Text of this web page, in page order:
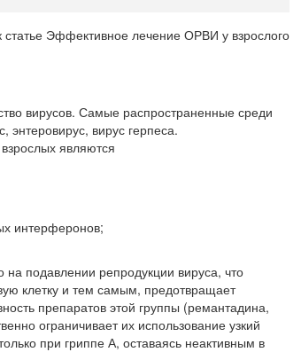
вирусов. Самые распространенные среди
энтеровирус, вирус герпеса.
являются
интерферонов;
подавлении репродукции вируса, что
клетку и тем самым, предотвращает
препаратов этой группы (ремантадина,
ограничивает их использование узкий
при гриппе А, оставаясь неактивным в